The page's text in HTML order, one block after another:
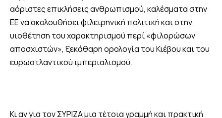
αόριστες επικλήσεις ανθρωπισμού, καλέσματα στην
ΕΕ να ακολουθήσει φιλειρηνική πολιτική και στην
υιοθέτηση του χαρακτηρισμού περί «φιλορώσων
αποσχιστών», ξεκάθαρη ορολογία του Κιέβου και του
ευρωατλαντικού ιμπεριαλισμού.
Κι αν για τον ΣΥΡΙΖΑ μια τέτοια γραμμή και πρακτική